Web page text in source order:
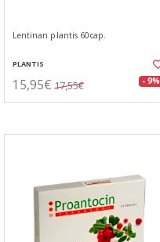
Lentinan plantis 60cap.
PLANTIS
15,95€ 17,55€ - 9%